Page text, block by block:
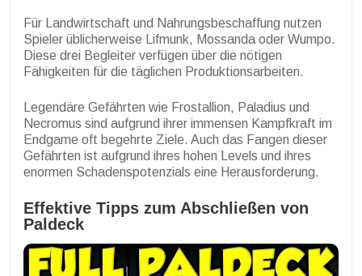
Für Landwirtschaft und Nahrungsbeschaffung nutzen
Spieler üblicherweise Lifmunk, Mossanda oder Wumpo.
Diese drei Begleiter verfügen über die nötigen
Fähigkeiten für die täglichen Produktionsarbeiten.
Legendäre Gefährten wie Frostallion, Paladius und
Necromus sind aufgrund ihrer immensen Kampfkraft im
Endgame oft begehrte Ziele. Auch das Fangen dieser
Gefährten ist aufgrund ihres hohen Levels und ihres
enormen Schadenspotenzials eine Herausforderung.
Effektive Tipps zum Abschließen von
Paldeck